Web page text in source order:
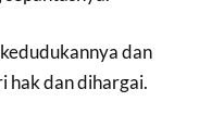
dan
hak dan dihargai.